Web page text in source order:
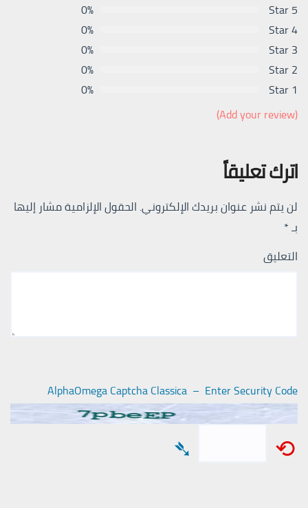
5 Star
0%
4 Star
0%
3 Star
0%
2 Star
0%
1 Star
0%
(Add your review)
اترك تعليقاً
لن يتم نشر عنوان بريدك الإلكتروني. الحقول الإلزامية مشار إليها
بـ*
التعليق
AlphaOmega Captcha Classica – Enter Security Code
⟲
➴